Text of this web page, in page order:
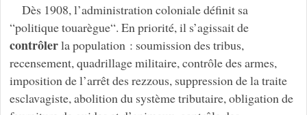
Dès 1908, l’administration coloniale définit sa
“politique touarègue“. En priorité, il s’agissait de
contrôlerla population : soumission des tribus,
recensement, quadrillage militaire, contrôle des armes,
imposition de l’arrêt des rezzous, suppression de la traite
esclavagiste, abolition du système tributaire, obligation de